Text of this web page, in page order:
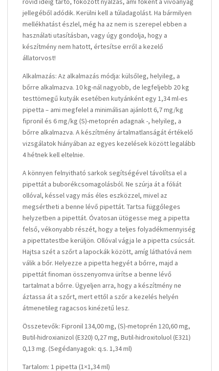
jellegéből adódik. Kerülni kell a túladagolást. Ha bármilyen
mellékhatást észlel, még ha az nem is szerepel ebben a
használati utasításban, vagy úgy gondolja, hogy a
készítmény nem hatott, értesítse erről a kezelő
állatorvost!
Alkalmazás: Az alkalmazás módja: külsőleg, helyileg, a
bőrre alkalmazva. 10 kg-nál nagyobb, de legfeljebb 20 kg
testtömegű kutyák esetében kutyánként egy 1,34 ml-es
pipetta – ami megfelel a minimálisan ajánlott 6,7 mg/kg
fipronil és 6 mg/kg (S)-metoprén adagnak -, helyileg, a
bőrre alkalmazva. A készítmény ártalmatlanságát értékelő
vizsgálatok hiányában az egyes kezelések között legalább
4 hétnek kell eltelnie.
A könnyen felnyitható sarkok segítségével távolítsa el a
pipettát a buborékcsomagolásból. Ne szúrja át a fóliát
ollóval, késsel vagy más éles eszközzel, mivel az
megsértheti a benne lévő pipettát. Tartsa függőleges
helyzetben a pipettát. Óvatosan ütögesse meg a pipetta
felső, vékonyabb részét, hogy a teljes folyadékmennyiség
a pipettatestbe kerüljön. Ollóval vágja le a pipetta csúcsát.
Hajtsa szét a szőrt a lapockák között, amíg láthatóvá nem
válik a bőr. Helyezze a pipetta hegyét a bőrre, majd a
pipettát finoman összenyomva ürítse a benne lévő
tartalmat a bőrre. Ügyeljen arra, hogy a készítmény ne
áztassa át a szőrt, mert ettől a szőr a kezelés helyén
átmenetileg ragacsos kinézetű lesz.
Összetevők: Fipronil 134,00 mg, (S)-metoprén 120,60 mg,
Butil-hidroxianizol (E320) 0,27 mg, Butil-hidroxitoluol (E321)
0,13 mg. (Segédanyagok: q.s. 1,34 ml)
Tartalom: 1 pipetta (1×1,34 ml)